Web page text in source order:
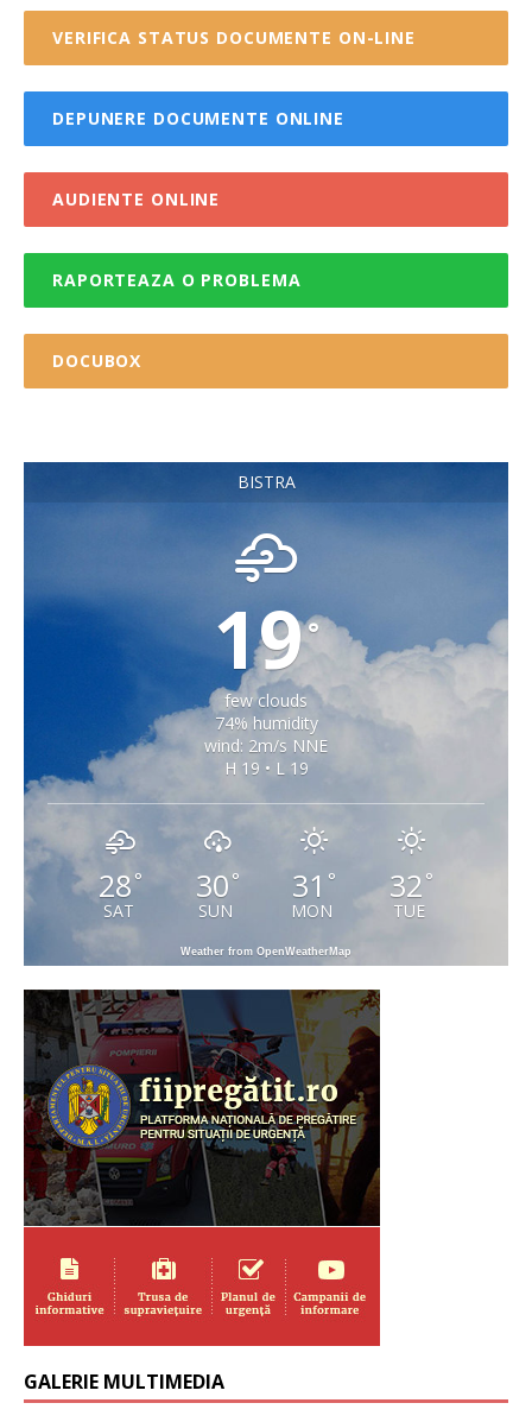
VERIFICA STATUS DOCUMENTE ON-LINE
DEPUNERE DOCUMENTE ONLINE
AUDIENTE ONLINE
RAPORTEAZA O PROBLEMA
DOCUBOX
BISTRA
19°
few clouds
74% humidity
wind: 2m/s NNE
H 19 • L 19
28°
SAT
30 °
SUN
31 °
MON
32 °
TUE
Weather from OpenWeatherMap
GALERIE MULTIMEDIA